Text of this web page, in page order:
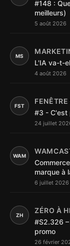
#148 :
meilleurs)
5 août 2026
MS
L'IA va-t-
4 août 2026
FST
#3 - C'est
24 juillet
WAM
marque à
6 juillet 2026
ZH
ZÉRO À
#S2.326 –
promo
26 février